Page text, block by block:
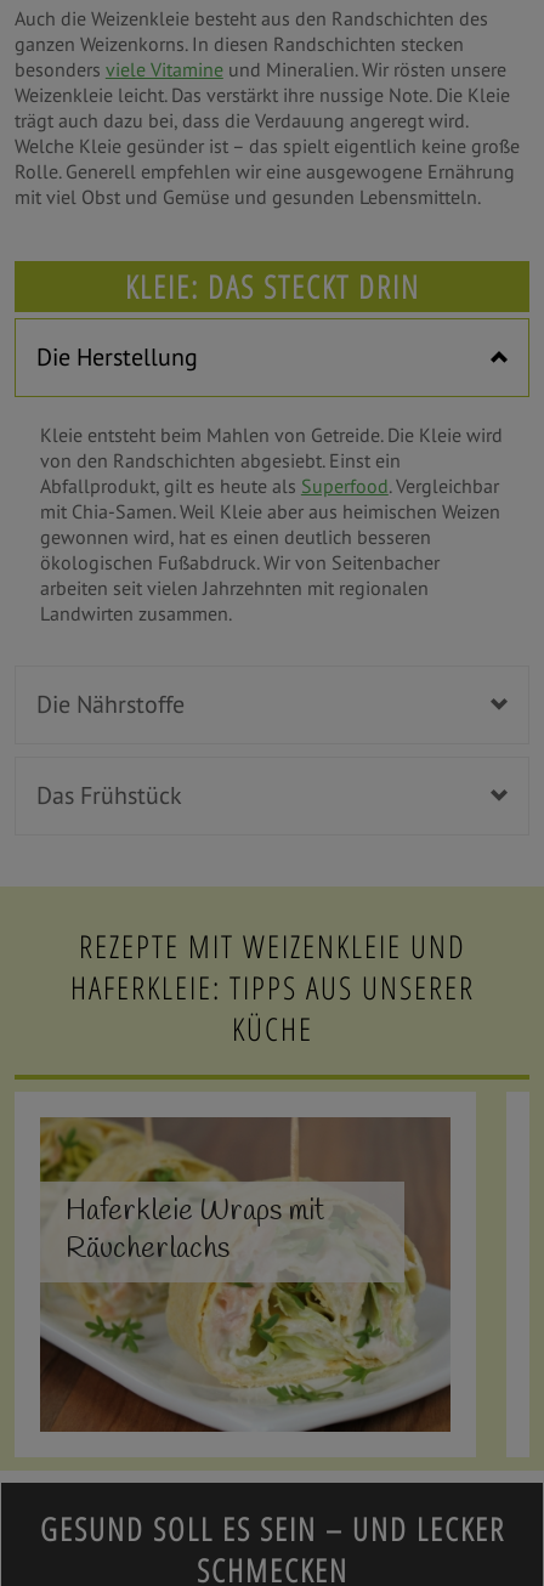
Auch die Weizenkleie besteht aus den Randschichten des
ganzen Weizenkorns. In diesen Randschichten stecken
besonders viele Vitamineund Mineralien. Wir rösten unsere
Weizenkleie leicht. Das verstärkt ihre nussige Note. Die Kleie
trägt auch dazu bei, dass die Verdauung angeregt wird.
Welche Kleie gesünder ist – das spielt eigentlich keine große
Rolle. Generell empfehlen wir eine ausgewogene Ernährung
mit viel Obst und Gemüse und gesunden Lebensmitteln.
KLEIE: DAS STECKT DRIN
Die Herstellung
Kleie entsteht beim Mahlen von Getreide. Die Kleie wird
von den Randschichten abgesiebt. Einst ein
Abfallprodukt, gilt es heute als Superfood. Vergleichbar
mit Chia-Samen. Weil Kleie aber aus heimischen Weizen
gewonnen wird, hat es einen deutlich besseren
ökologischen Fußabdruck. Wir von Seitenbacher
arbeiten seit vielen Jahrzehnten mit regionalen
Landwirten zusammen.
Die Nährstoffe
Das Frühstück
REZEPTE MIT WEIZENKLEIE UND
HAFERKLEIE: TIPPS AUS UNSERER
KÜCHE
Haferkleie Wraps mit
Räucherlachs
GESUND SOLL ES SEIN – UND LECKER
SCHMECKEN